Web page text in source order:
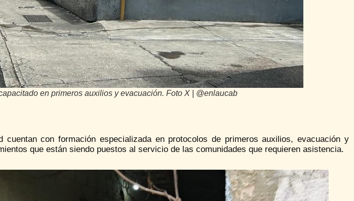
en primeros auxilios y evacuación. Foto X | @enlaucab
cuentan con formación especializada en protocolos de primeros auxilios, evacuación y
que están siendo puestos al servicio de las comunidades que requieren asistencia.